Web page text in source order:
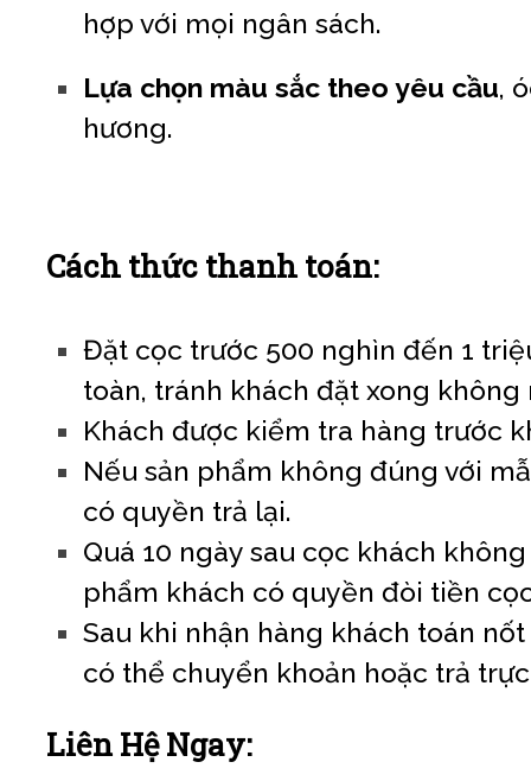
hợp với mọi ngân sách.
Lựa chọn màu sắc theo yêu cầu,
hương.
Cách thức thanh toán:
Đặt cọc trước 500 nghìn đến 1
toàn, tránh khách đặt xong không
Khách được kiểm tra hàng trước
Nếu sản phẩm không đúng với
có quyền trả lại.
Quá 10 ngày sau cọc khách
phẩm khách có quyền đòi tiền
Sau khi nhận hàng khách toán
có thể chuyển khoản hoặc trả
Liên Hệ Ngay: